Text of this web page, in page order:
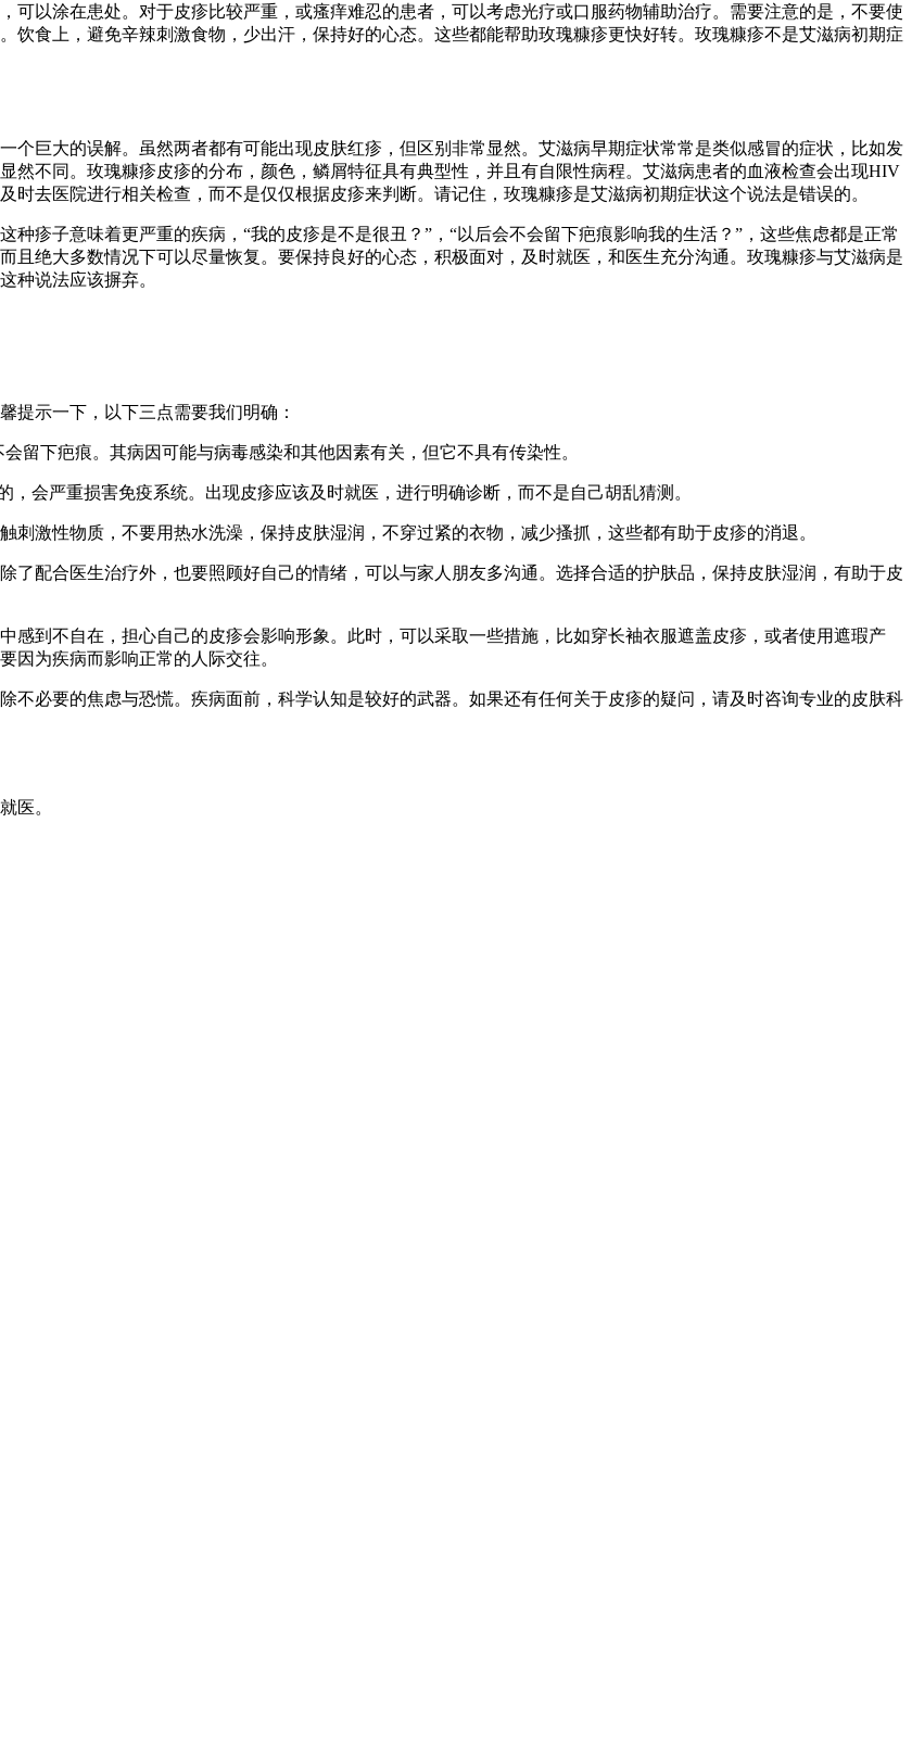
可以涂在患处。对于皮疹比较严重，或瘙痒难忍的患者，可以考虑光疗或口服药物辅助治疗。需要注意的是，不要使
饮食上，避免辛辣刺激食物，少出汗，保持好的心态。这些都能帮助玫瑰糠疹更快好转。玫瑰糠疹不是艾滋病初期症
个巨大的误解。虽然两者都有可能出现皮肤红疹，但区别非常显然。艾滋病早期症状常常是类似感冒的症状，比如发
然不同。玫瑰糠疹皮疹的分布，颜色，鳞屑特征具有典型性，并且有自限性病程。艾滋病患者的血液检查会出现HIV
去医院进行相关检查，而不是仅仅根据皮疹来判断。请记住，玫瑰糠疹是艾滋病初期症状这个说法是错误的。
疹子意味着更严重的疾病，“我的皮疹是不是很丑？”，“以后会不会留下疤痕影响我的生活？”，这些焦虑都是正常
且绝大多数情况下可以尽量恢复。要保持良好的心态，积极面对，及时就医，和医生充分沟通。玫瑰糠疹与艾滋病是
种说法应该摒弃。
提示一下，以下三点需要我们明确：
留下疤痕。其病因可能与病毒感染和其他因素有关，但它不具有传染性。
会严重损害免疫系统。出现皮疹应该及时就医，进行明确诊断，而不是自己胡乱猜测。
激性物质，不要用热水洗澡，保持皮肤湿润，不穿过紧的衣物，减少搔抓，这些都有助于皮疹的消退。
了配合医生治疗外，也要照顾好自己的情绪，可以与家人朋友多沟通。选择合适的护肤品，保持皮肤湿润，有助于皮
感到不自在，担心自己的皮疹会影响形象。此时，可以采取一些措施，比如穿长袖衣服遮盖皮疹，或者使用遮瑕产
因为疾病而影响正常的人际交往。
不必要的焦虑与恐慌。疾病面前，科学认知是较好的武器。如果还有任何关于皮疹的疑问，请及时咨询专业的皮肤科
医。